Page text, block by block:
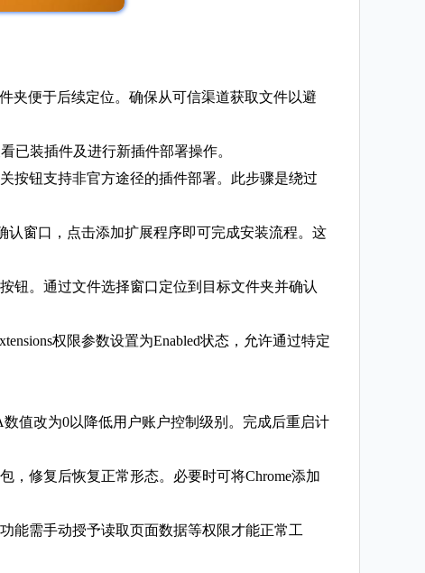
夹便于后续定位。确保从可信渠道获取文件以避
已装插件及进行新插件部署操作。
按钮支持非官方途径的插件部署。此步骤是绕过
窗口，点击添加扩展程序即可完成安装流程。这
钮。通过文件选择窗口定位到目标文件夹并确认
权限参数设置为Enabled状态，允许通过特定
数值改为0以降低用户账户控制级别。完成后重启计
修复后恢复正常形态。必要时可将Chrome添加
能需手动授予读取页面数据等权限才能正常工